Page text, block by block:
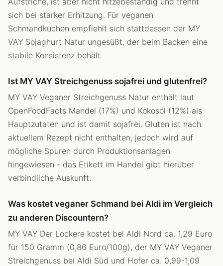
sich bei starker Erhitzung. Für veganen
Schmandkuchen empfiehlt sich stattdessen der MY
VAY Sojaghurt Natur ungesüßt, der beim Backen eine
stabile Konsistenz behält.
Ist MY VAY Streichgenuss sojafrei und glutenfrei?
MY VAY Veganer Streichgenuss Natur enthält laut
OpenFoodFacts Mandel (17%) und Kokosöl (12%) als
Hauptzutaten und ist damit sojafrei. Gluten ist nach
aktuellem Rezept nicht enthalten, jedoch wird auf
mögliche Spuren durch Produktionsanlagen
hingewiesen - das Etikett im Handel gibt hierüber
verbindliche Auskunft.
Was kostet veganer Schmand bei Aldi im Vergleich
zu anderen Discountern?
MY VAY Der Lockere kostet bei Aldi Nord ca. 1,29 Euro
für 150 Gramm (0,86 Euro/100g), der MY VAY Veganer
Streichgenuss bei Aldi Süd und Hofer ca. 0,99-1,09